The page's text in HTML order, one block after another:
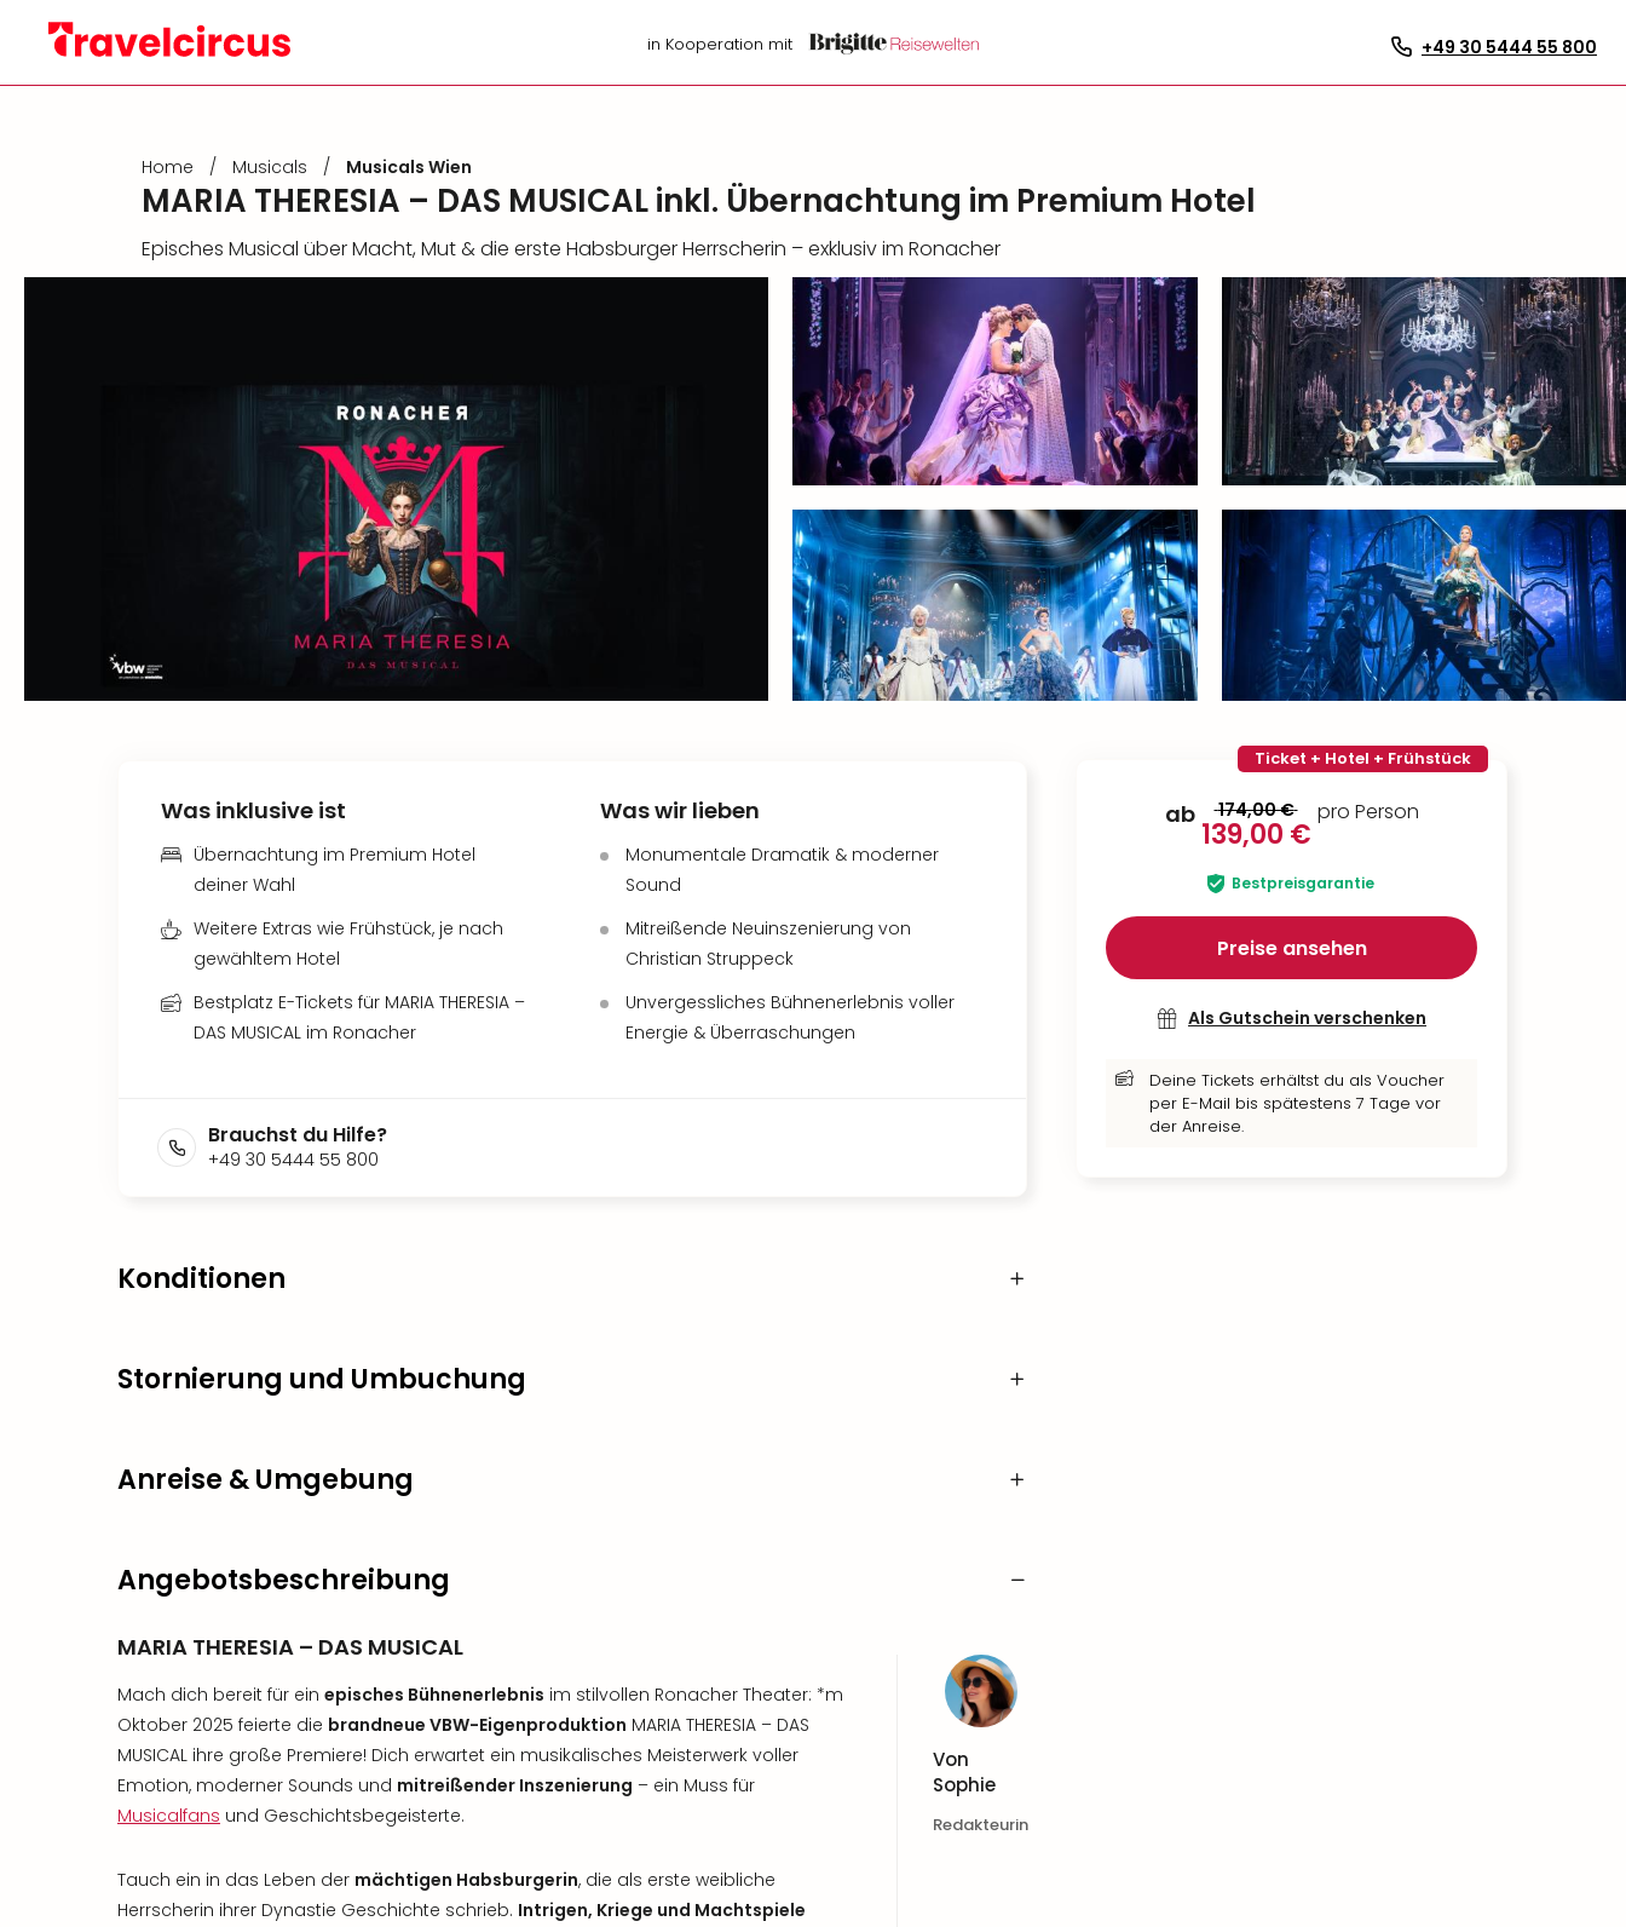
in Kooperation mit +49 30 5444 55 800
Home / Musicals / Musicals Wien
MARIA THERESIA – DAS MUSICAL inkl. Übernachtung im Premium Hotel
Episches Musical über Macht, Mut & die erste Habsburger Herrscherin – exklusiv im Ronacher
Ticket + Hotel + Frühstück
ab 174,00 €
139,00 €
pro Person
Bestpreisgarantie
Preise ansehen
Als Gutschein verschenken
Deine Tickets erhältst du als Voucher
per E-Mail bis spätestens 7 Tage vor
der Anreise.
Was inklusive ist
Übernachtung im Premium Hotel
deiner Wahl
Weitere Extras wie Frühstück, je nach
gewähltem Hotel
Bestplatz E-Tickets für MARIA THERESIA –
DAS MUSICAL im Ronacher
Was wir lieben
Monumentale Dramatik & moderner
Sound
Mitreißende Neuinszenierung von
Christian Struppeck
Unvergessliches Bühnenerlebnis voller
Energie & Überraschungen
Brauchst du Hilfe?
+49 30 5444 55 800
Konditionen
Stornierung und Umbuchung
Anreise & Umgebung
Angebotsbeschreibung
MARIA THERESIA – DAS MUSICAL
Mach dich bereit für ein episches Bühnenerlebnis im stilvollen Ronacher Theater: *m
Oktober 2025 feierte die brandneue VBW-Eigenproduktion MARIA THERESIA – DAS
MUSICAL ihre große Premiere! Dich erwartet ein musikalisches Meisterwerk voller
Emotion, moderner Sounds und mitreißender Inszenierung – ein Muss für
Musicalfans und Geschichtsbegeisterte.
Tauch ein in das Leben der mächtigen Habsburgerin, die als erste weibliche
Herrscherin ihrer Dynastie Geschichte schrieb. Intrigen, Kriege und Machtspiele
Von
Sophie
Redakteurin